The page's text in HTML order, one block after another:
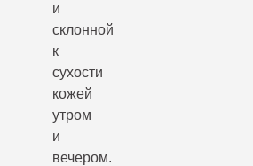
и
склонной
к
сухости
кожей
утром
и
вечером.